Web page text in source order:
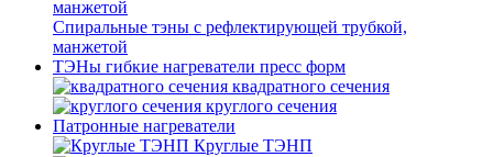
Спиральные тэны с рефлектирующей трубкой,
манжетой
ТЭНы гибкие нагреватели пресс форм
квадратного сечения
круглого сечения
Патронные нагреватели
Круглые ТЭНП